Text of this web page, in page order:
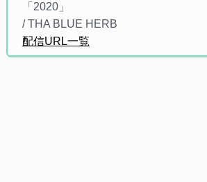
「2020」
/ THA BLUE HERB
配信URL一覧